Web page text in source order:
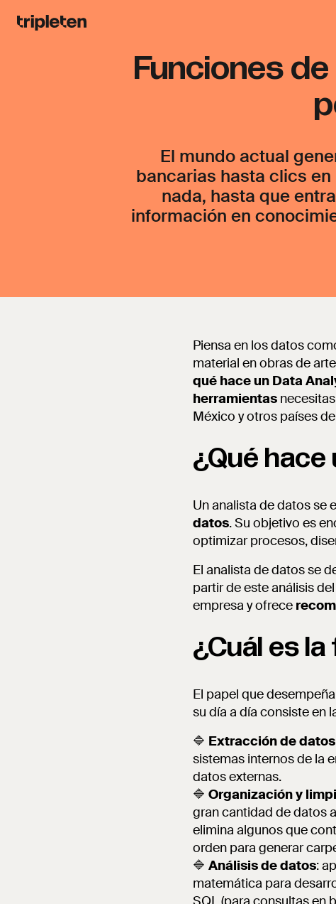
Funciones
El mundo actual
bancarias hasta clics
nada, hasta que
información en
Piensa en los datos
material en obras de
qué hace un Data
herramientas
México y otros países
¿Qué
Un analista de datos se
datos. Su objetivo es
optimizar procesos,
El analista de datos se
partir de este análisis
empresa y ofrece
¿Cuál es
El papel que
su día a día consiste en
🔷 Extracción de datos
sistemas internos de la
datos externas.
🔷 Organización y
gran cantidad de datos
elimina algunos que
orden para generar
🔷 Análisis de datos:
matemática para